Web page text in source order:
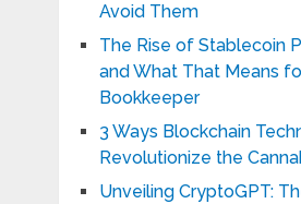
Avoid Them
The Rise of Stablecoin
and What That Means
Bookkeeper
3 Ways Blockchain
Revolutionize the
Unveiling CryptoGPT: